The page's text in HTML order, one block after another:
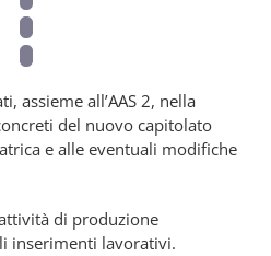
assieme all’AAS 2, nella
del nuovo capitolato
e alle eventuali modifiche
di produzione
inserimenti lavorativi.